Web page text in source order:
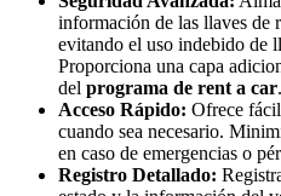
información de las llaves de
evitando el uso indebido de
Proporciona una capa
del programa de rent a car.
Acceso Rápido: Ofrece
cuando sea necesario.
en caso de emergencias o
Registro Detallado: